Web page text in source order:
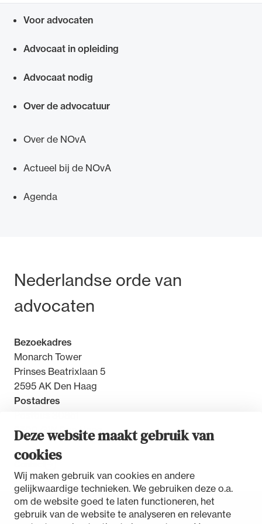
Deze website maakt gebruik van
cookies
Wij maken gebruik van cookies en andere
gelijkwaardige technieken. We gebruiken deze o.a.
om de website goed te laten functioneren, het
gebruik van de website te analyseren en relevante
af moet leggen, neemt u contact op met het
Voor advocaten
Advocaat in opleiding
Advocaat nodig
Over de advocatuur
Over de NOvA
Actueel bij de NOvA
Agenda
Bezoek- en postadres
Nederlandse orde van
advocaten
Bezoekadres
Monarch Tower
Prinses Beatrixlaan 5
2595 AK Den Haag
Postadres
2500 GW Den Haag